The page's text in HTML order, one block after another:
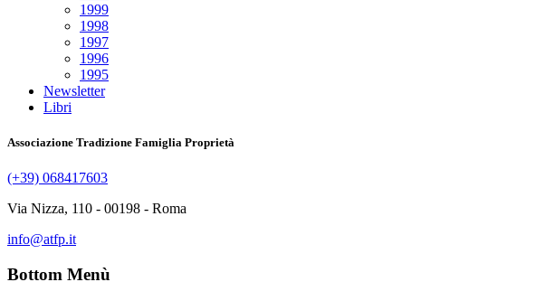
1999
1998
1997
1996
1995
Newsletter
Libri
Associazione Tradizione Famiglia Proprietà
(+39) 068417603
Via Nizza, 110 - 00198 - Roma
info@atfp.it
Bottom Menù